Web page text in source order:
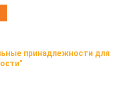
принадлежности для